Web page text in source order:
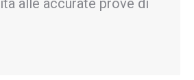
alle accurate prove di